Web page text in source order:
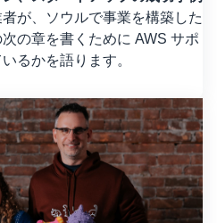
が、ソウルで事業を構築した
の章を書くために AWS サポ
るかを語ります。